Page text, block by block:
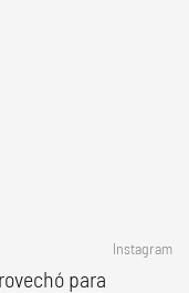
Instagram
para